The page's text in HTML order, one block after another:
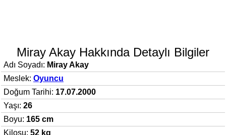
Miray Akay Hakkında Detaylı Bilgiler
Adı Soyadı: Miray Akay
Meslek: Oyuncu
Doğum Tarihi: 17.07.2000
Yaşı: 26
Boyu: 165 cm
Kilosu: 52 kg